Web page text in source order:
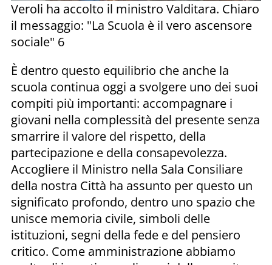
Veroli ha accolto il ministro Valditara. Chiaro
il messaggio: "La Scuola è il vero ascensore
sociale" 6
È dentro questo equilibrio che anche la
scuola continua oggi a svolgere uno dei suoi
compiti più importanti: accompagnare i
giovani nella complessità del presente senza
smarrire il valore del rispetto, della
partecipazione e della consapevolezza.
Accogliere il Ministro nella Sala Consiliare
della nostra Città ha assunto per questo un
significato profondo, dentro uno spazio che
unisce memoria civile, simboli delle
istituzioni, segni della fede e del pensiero
critico. Come amministrazione abbiamo